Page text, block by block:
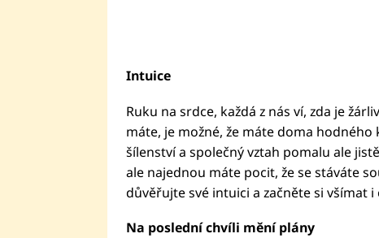
Intuice
Ruku na srdce, každá z nás ví, zda je
máte, je možné, že máte doma
šílenství a společný vztah pomalu ale
ale najednou máte pocit, že se stáváte
důvěřujte své intuici a začněte si všímat
Na poslední chvíli mění plány